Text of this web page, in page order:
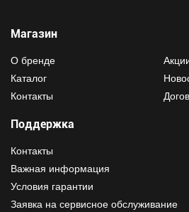
Магазин
О бренде
Каталог
Контакты
Поддержка
Контакты
Важная информация
Условия гарантии
Заявка на сервисное обслуживание